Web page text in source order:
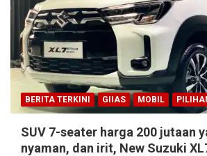
BERITA TERKINI GIIAS MOBIL
SUV 7-seater harga 200 jutaan
nyaman, dan irit, New Suzuki